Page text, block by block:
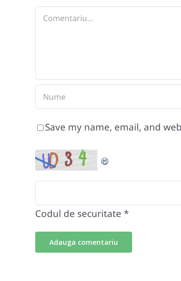
Comment
Save my name, email, and
Codul de securitate *